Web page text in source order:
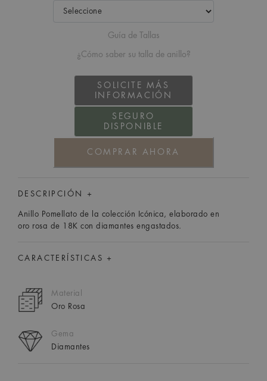
Guía de Tallas
¿Cómo saber su talla de anillo?
SOLICITE MÁS
INFORMACIÓN
SEGURO
DISPONIBLE
COMPRAR AHORA
DESCRIPCIÓN +
Anillo Pomellato de la colección Icónica, elaborado en
oro rosa de 18K con diamantes engastados.
CARACTERÍSTICAS +
Material
Oro Rosa
Gema
Diamantes